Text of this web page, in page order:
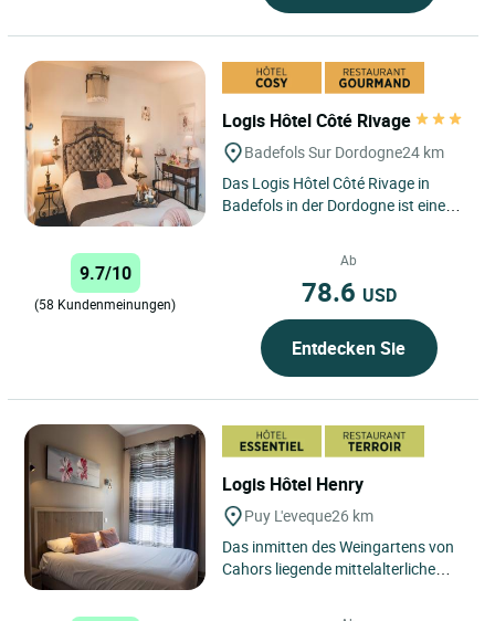
Logis Hôtel Côté Rivage
Badefols Sur Dordogne24 km
Das Logis Hôtel Côté Rivage in
Badefols in der Dordogne ist eine
9.7/10
(58 Kundenmeinungen)
Ab
78.6 USD
Entdecken Sie
Logis Hôtel Henry
Puy L'eveque26 km
Das inmitten des Weingartens von
Cahors liegende mittelalterliche